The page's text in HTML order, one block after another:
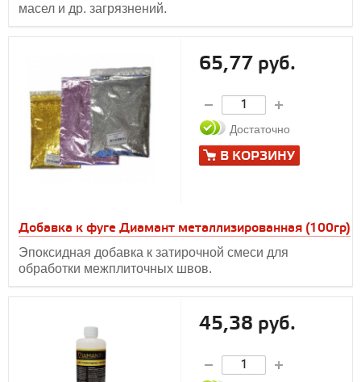
масел и др. загрязнений.
Добавка к фуге Диамант металлизированная (100гр)
Эпоксидная добавка к затирочной смеси для
обработки межплиточных швов.
65,77 руб.
Достаточно
В КОРЗИНУ
45,38 руб.